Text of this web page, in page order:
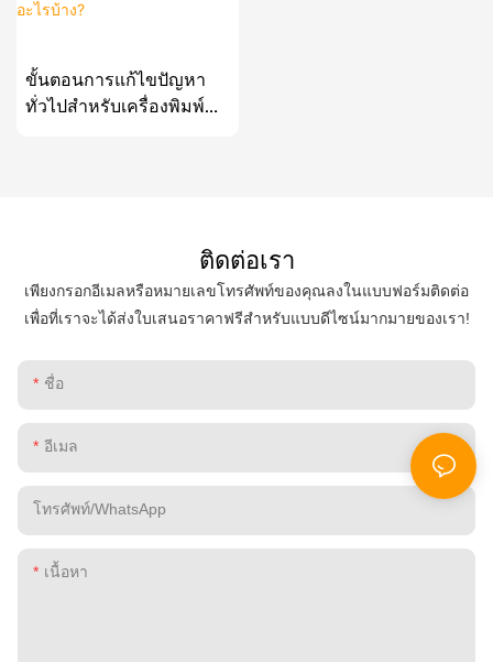
ขั้นตอนการแก้ไขปัญหา
ทั่วไปสำหรับเครื่องพิมพ์
ติดต่อเรา
เพียงกรอกอีเมลหรือหมายเลขโทรศัพท์ของคุณลงในแบบฟอร์มติดต่อ
เพื่อที่เราจะได้ส่งใบเสนอราคาฟรีสำหรับแบบดีไซน์มากมายของเรา!
ชื่อ
อีเมล
โทรศัพท์/WhatsApp
เนื้อหา